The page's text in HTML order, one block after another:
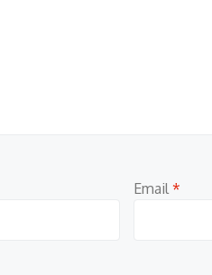
Email *